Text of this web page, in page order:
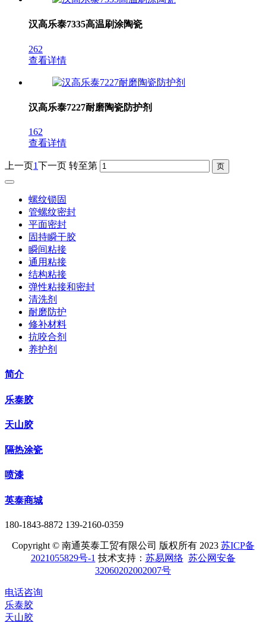
汉高乐泰7335高温刷涂陶瓷
262
查看详情
汉高乐泰7227耐磨陶瓷防护剂
162
查看详情
上一页1下一页 转至第
螺纹锁固
管螺纹密封
平面密封
固持瞬干胶
瞬间粘接
通用粘接
结构粘接
弹性粘接和密封
清洗剂
耐磨防护
修补材料
抗咬合剂
养护剂
简介
乐泰胶
天山胶
隔热涂瓷
喷漆
英泰商城
180-1843-8872 139-2160-0359
Copyright © 南通英泰工贸有限公司 版权所有 2023 苏ICP备
2021055829号-1 技术支持： 苏易网络 苏公网安备
32060202002007号
电话咨询
乐泰胶
天山胶